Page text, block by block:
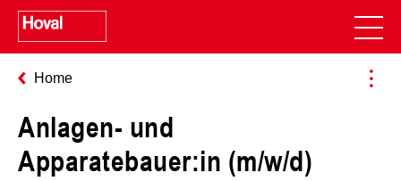
Home
Anlagen- und
Apparatebauer:in (m/w/d)